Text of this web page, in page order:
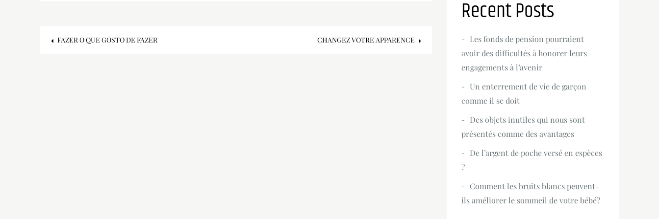
Post
FAZER O QUE GOSTO DE FAZER CHANGEZ VOTRE APPARENCE
Recent Posts
Les fonds de pension pourraient
avoir des difficultés à honorer leurs
engagements à l’avenir
Un enterrement de vie de garçon
comme il se doit
Des objets inutiles qui nous sont
présentés comme des avantages
De l’argent de poche versé en espèces
?
Comment les bruits blancs peuvent-
ils améliorer le sommeil de votre bébé?